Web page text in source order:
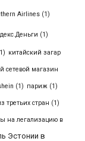
Airlines (1)
(1)
китайский загар
сетевой магазин
(1) париж (1)
стран (1)
на легализацию в
Эстонии в